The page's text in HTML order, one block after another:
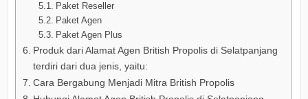
Paket Reseller
Paket Agen
Paket Agen Plus
Produk dari Alamat Agen British Propolis di Selatpanjang
terdiri dari dua jenis, yaitu:
Cara Bergabung Menjadi Mitra British Propolis